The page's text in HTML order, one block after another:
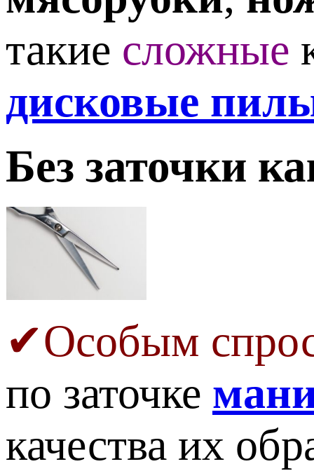
такие сложные
дисковые
Без заточки
✔Особым
по заточке
качества их